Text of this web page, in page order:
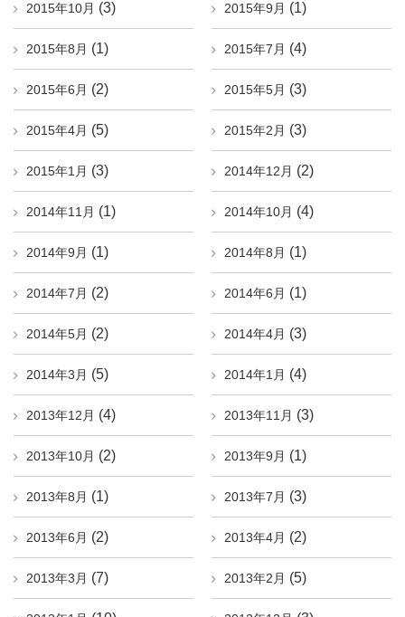
2015年10月 (3) 2015年9月 (1)
2015年8月 (1) 2015年7月 (4)
2015年6月 (2) 2015年5月 (3)
2015年4月 (5) 2015年2月 (3)
2015年1月 (3) 2014年12月 (2)
2014年11月 (1) 2014年10月 (4)
2014年9月 (1) 2014年8月 (1)
2014年7月 (2) 2014年6月 (1)
2014年5月 (2) 2014年4月 (3)
2014年3月 (5) 2014年1月 (4)
2013年12月 (4) 2013年11月 (3)
2013年10月 (2) 2013年9月 (1)
2013年8月 (1) 2013年7月 (3)
2013年6月 (2) 2013年4月 (2)
2013年3月 (7) 2013年2月 (5)